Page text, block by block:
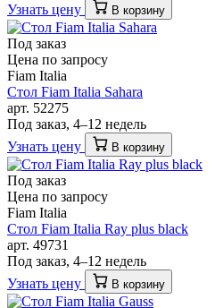
Узнать цену
В корзину
Под заказ
Цена по запросу
Fiam Italia
Стол Fiam Italia Sahara
арт. 52275
Под заказ, 4–12 недель
Узнать цену
В корзину
Под заказ
Цена по запросу
Fiam Italia
Стол Fiam Italia Ray plus black
арт. 49731
Под заказ, 4–12 недель
Узнать цену
В корзину